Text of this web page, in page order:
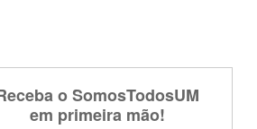
o SomosTodosUM
em primeira mão!